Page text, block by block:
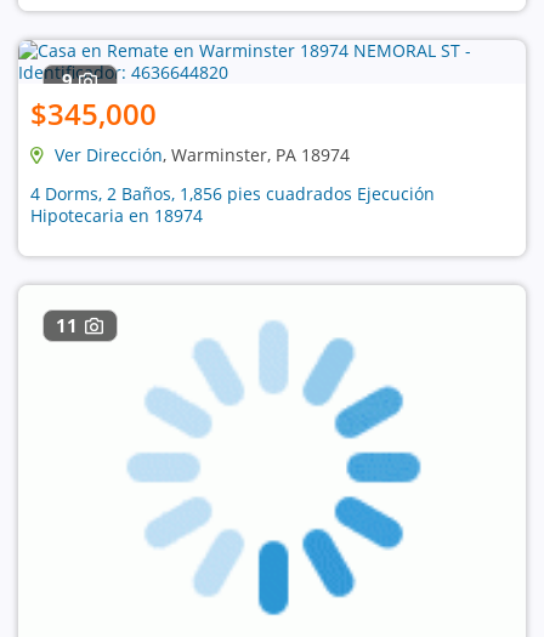
9
$345,000
Ver Dirección, Warminster, PA 18974
4 Dorms, 2 Baños, 1,856 pies cuadrados Ejecución
Hipotecaria en 18974
11